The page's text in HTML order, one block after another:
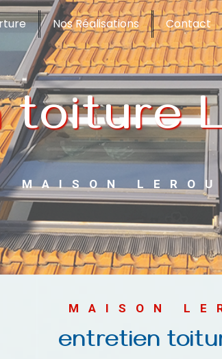
Nos Réalisations Contact
MAISON
MAISON
entretien